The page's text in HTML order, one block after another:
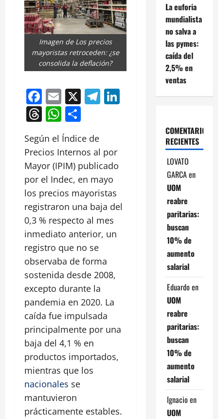
Imagen de Los precios
mayoristas retroceden: ¿se
consolida la deflación?
Facebook
Email
X Telegram
LinkedIn
Threads
WhatsApp
Según el Índice de
Precios Internos al por
Mayor (IPIM) publicado
por el Indec, en mayo
los precios mayoristas
registraron una baja del
0,3 % respecto al mes
inmediato anterior, un
registro que no se
observaba de forma
sostenida desde 2008,
excepto durante la
pandemia en 2020. La
caída fue impulsada
principalmente por una
baja del 4,1 % en
productos importados,
mientras que los
nacionales se
mantuvieron
prácticamente estables.
La euforia
mundialista
no salva a
las pymes:
caída del
2,5% en
ventas
COMENTARIOS
RECIENTES
LOVATO
GARCAen
UOM
reabre
paritarias:
buscan
10% de
aumento
salarial
Eduardo en
UOM
reabre
paritarias:
buscan
10% de
aumento
salarial
Ignacio en
UOM